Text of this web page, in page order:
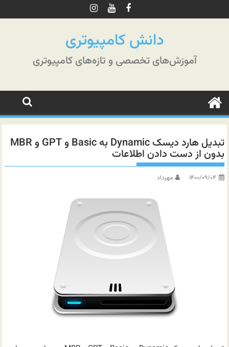
به
دانش کامپیوتری
آموزش‌های تخصصی و تازه‌های کامپیوتری
تبدیل هارد دیسک Dynamic به Basic و GPT و MBR
بدون از دست دادن اطلاعات
۱۴۰۰/۰۹/۰۴ مهرداد